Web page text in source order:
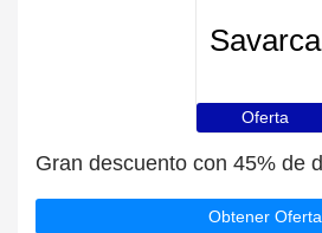
Savarca
Oferta
Obtener Oferta